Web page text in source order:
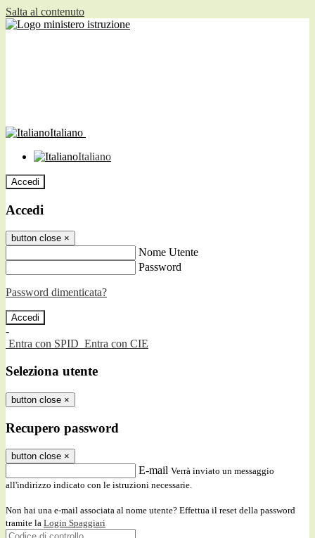
Salta al contenuto
Italiano
Italiano
Accedi
Accedi
button close ×
Nome Utente
Password
Password dimenticata?
-
Entra con SPID Entra con CIE
Seleziona utente
button close ×
Recupero password
button close ×
E-mail Verrà inviato un messaggio
all'indirizzo indicato con le istruzioni necessarie.
Non hai una e-mail associata al nome utente? Effettua il reset della password
tramite la Login Spaggiari